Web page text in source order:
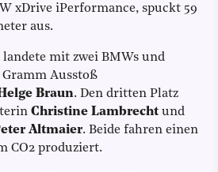
xDrive iPerformance, spuckt 59
aus.
mit zwei BMWs und
Ausstoß
Braun. Den dritten Platz
Christine Lambrecht und
Altmaier. Beide fahren einen
CO2 produziert.